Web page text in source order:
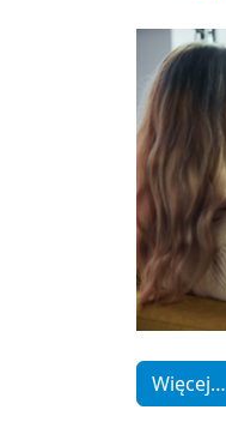
Więcej…